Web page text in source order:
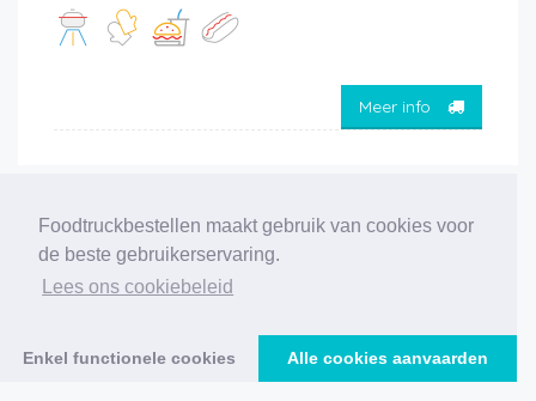
Foodtruckbestellen maakt gebruik van cookies voor
de beste gebruikerservaring.
Lees ons cookiebeleid
Enkel functionele cookies Alle cookies aanvaarden
Meer info
1 2 3 4 5 6 7 8 9 10
206 foodtrucks gevonden